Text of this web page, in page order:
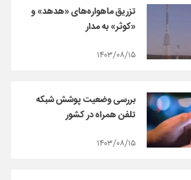
تزریق ماهواره‌های «هدهد» و
«کوثر» به مدار
۱۴۰۳/۰۸/۱۵
بررسی وضعیت پوشش شبکه
تلفن همراه در کشور
۱۴۰۳/۰۸/۱۵